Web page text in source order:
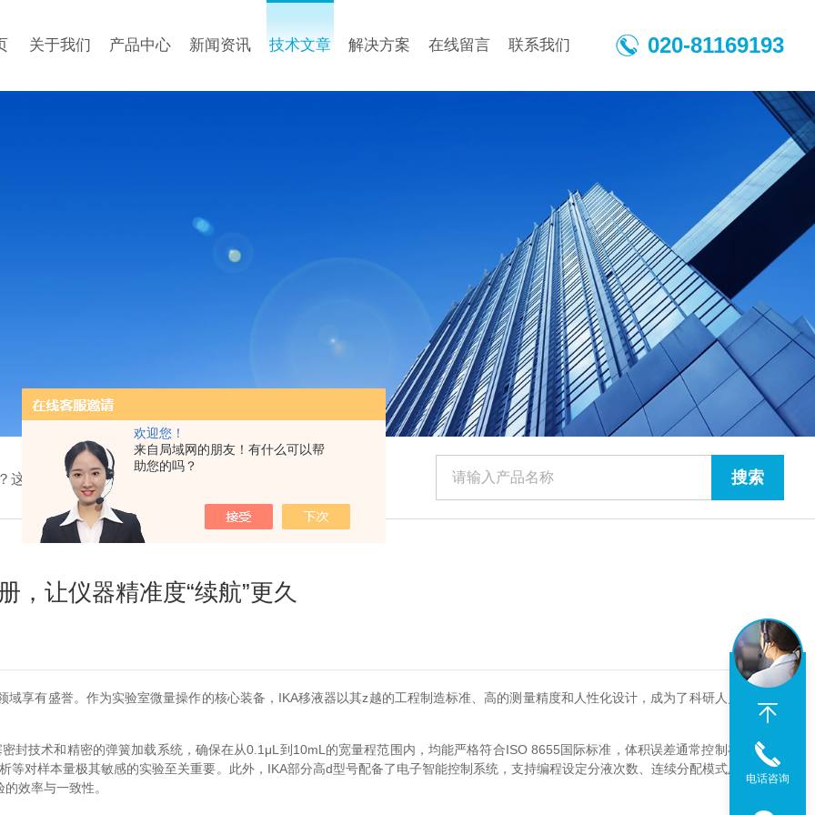
欢迎您！
来自局域网的朋友！有什么可以帮
助您的吗？
关于我们 产品中心 新闻资讯 技术文章 解决方案 在线留言 联系我们 020-81169193
份保养手册，让仪器精准度“续航”更久
，让仪器精准度“续航”更久
享有盛誉。作为实验室微量操作的核心装备，IKA移液器以其z越的工程制造标准、高的测量精度和人性化设计，成为了科研人员追求数
术和精密的弹簧加载系统，确保在从0.1μL到10mL的宽量程范围内，均能严格符合ISO 8655国际标准，体积误差通常控制在±1%以
等对样本量极其敏感的实验至关重要。此外，IKA部分高d型号配备了电子智能控制系统，支持编程设定分液次数、连续分配模式及自动吸
效率与一致性。
电话咨询